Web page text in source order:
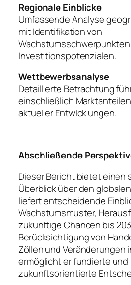
Regionale Einblicke
Umfassende Analyse
mit Identifikation von
Investitionspotenzialen.
Wettbewerbsanalyse
Detaillierte Betrachtung
einschließlich
aktueller Entwicklungen.
Abschließende
Dieser Bericht bietet einen
Überblick über den
liefert entscheidende
Wachstumsmuster,
zukünftige Chancen bis
Berücksichtigung von
Zöllen und Veränderungen
ermöglicht er fundierte und
zukunftsorientierte